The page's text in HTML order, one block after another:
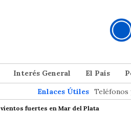
Interés General El País
Enlaces Útiles Teléfonos
fuertes en Mar del Plata